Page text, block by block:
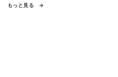
もっと見る